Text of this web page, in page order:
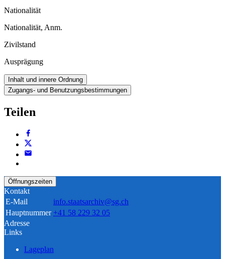
Nationalität
Nationalität, Anm.
Zivilstand
Ausprägung
Inhalt und innere Ordnung
Zugangs- und Benutzungsbestimmungen
Teilen
Öffnungszeiten
Kontakt
E-Mail
info.staatsarchiv@sg.ch
Hauptnummer +41 58 229 32 05
Adresse
Links
Lageplan